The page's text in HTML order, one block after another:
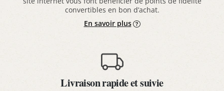
convertibles en bon d’achat.
En savoir plus
Livraison rapide et suivie